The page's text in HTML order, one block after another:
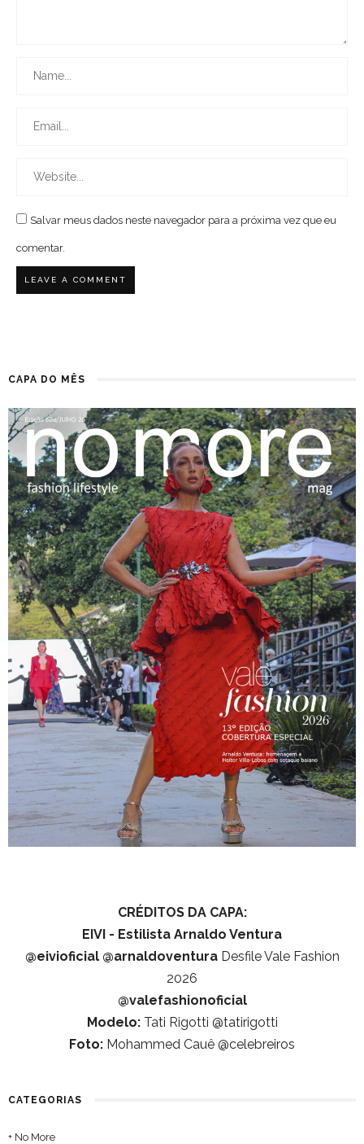
Salvar meus dados neste navegador para a próxima vez que eu
comentar.
CAPA DO MÊS
CRÉDITOS DA CAPA:
EIVI - Estilista Arnaldo Ventura
@eivioficial @arnaldoventuraDesfile Vale Fashion
2026
@valefashionoficial
Modelo:Tati Rigotti @tatirigotti
Foto: Mohammed Cauê @celebreiros
CATEGORIAS
+ No More